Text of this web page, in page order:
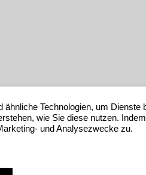
ähnliche Technologien, um
wie Sie diese nutzen.
und Analysezwecke zu.